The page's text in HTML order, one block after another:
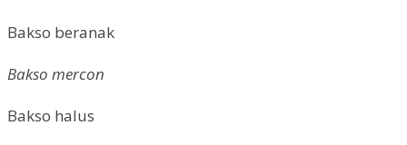
Bakso beranak
Bakso mercon
Bakso halus